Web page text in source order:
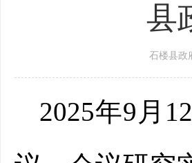
县
石楼县政
2025年9月